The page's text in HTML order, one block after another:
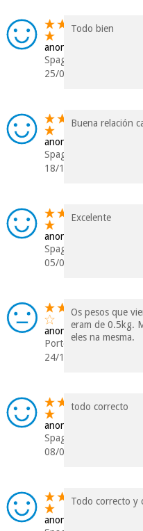
anonimo
Spagna
25/08/2024
Todo bien
anonimo
Spagna
18/11/2023
Buena relación
anonimo
Spagna
05/06/2023
Excelente
anonimo
Portogallo
24/11/2022
Os pesos que
eram de 0.5kg.
eles na mesma.
anonimo
Spagna
08/01/2021
todo correcto
anonimo
Todo correcto y